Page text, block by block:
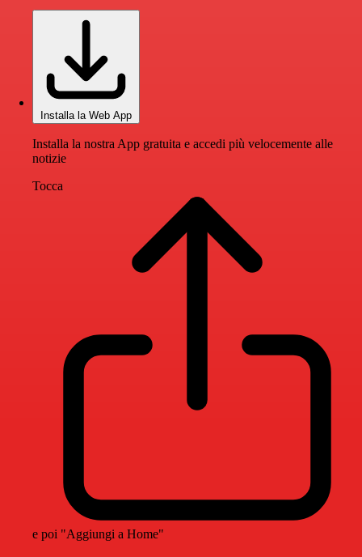
Installa la Web App
Installa la nostra App gratuita e accedi più velocemente alle
notizie
Tocca
e poi "Aggiungi a Home"